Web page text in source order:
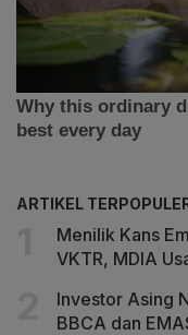
ARTIKEL
Menilik Kans
VKTR, MDIA
Investor Asing
BBCA dan